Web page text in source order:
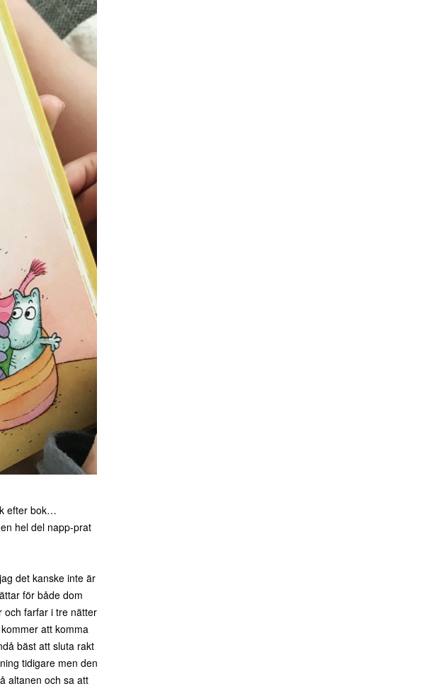
efter bok…
hel del napp-prat
det kanske inte är
för både dom
och farfar i tre nätter
att komma
bäst att sluta rakt
tidigare men den
altanen och sa att